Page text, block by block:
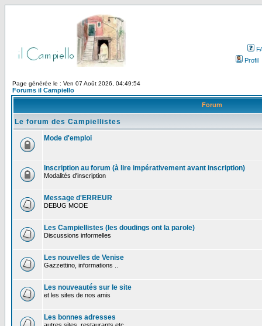
Profil
Page générée le : Ven 07 Août 2026, 04:49:54
Forums il Campiello
Forum
Le forum des Campiellistes
Mode d'emploi
Inscription au forum (à lire impérativement avant inscription)
Modalités d'inscription
Message d'ERREUR
DEBUG MODE
Les Campiellistes (les doudings ont la parole)
Discussions informelles
Les nouvelles de Venise
Gazzettino, informations ..
Les nouveautés sur le site
et les sites de nos amis
Les bonnes adresses